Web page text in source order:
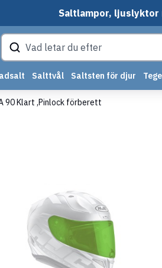
Saltlampor, ljuslyktor
Salttvål Saltsten för djur
90 Klart ,Pinlock förberett